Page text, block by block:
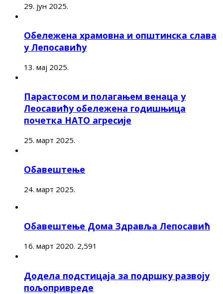
29. јун 2025.
Обележена храмовна и општинска слава
у Лепосавићу
13. мај 2025.
Парастосом и полагањем венаца у
Леосавићу обележена годишњица
почетка НАТО агресије
25. март 2025.
Обавештење
24. март 2025.
Обавештење Дома Здравља Лепосавић
16. март 2020. 2,591
Додела подстицаја за подршку развоју
пољопривреде